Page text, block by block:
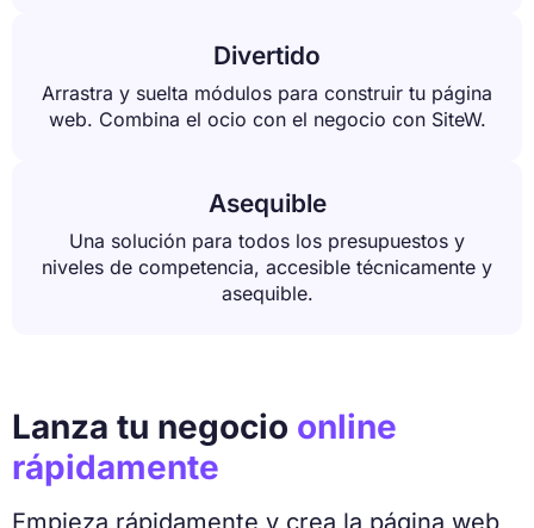
Divertido
Arrastra y suelta módulos para construir tu página
web. Combina el ocio con el negocio con SiteW.
Asequible
Una solución para todos los presupuestos y
niveles de competencia, accesible técnicamente y
asequible.
Lanza tu negocio online
rápidamente
Empieza rápidamente y crea la página web